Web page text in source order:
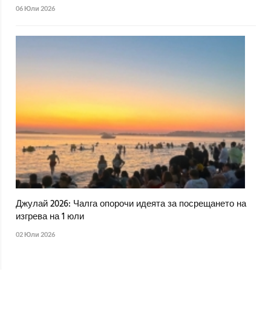
06 Юли 2026
Джулай 2026: Чалга опорочи идеята за посрещането на
изгрева на 1 юли
02 Юли 2026